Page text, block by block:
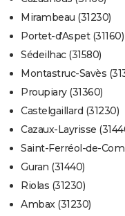
Mirambeau (31230)
Portet-d'Aspet (31160)
Sédeilhac (31580)
Montastruc-Savès
Proupiary (31360)
Castelgaillard (31230)
Cazaux-Layrisse
Saint-Ferréol-de-
Guran (31440)
Riolas (31230)
Ambax (31230)